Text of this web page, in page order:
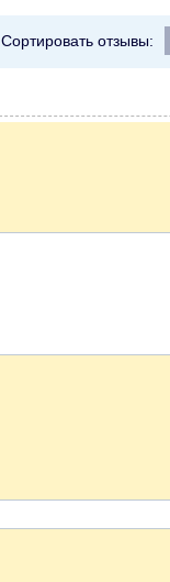
Сортировать отзывы: